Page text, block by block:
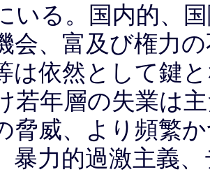
いる。国内的、
会、富及び権力
は依然として鍵
若年層の失業は
脅威、より頻繁
暴力的過激主義